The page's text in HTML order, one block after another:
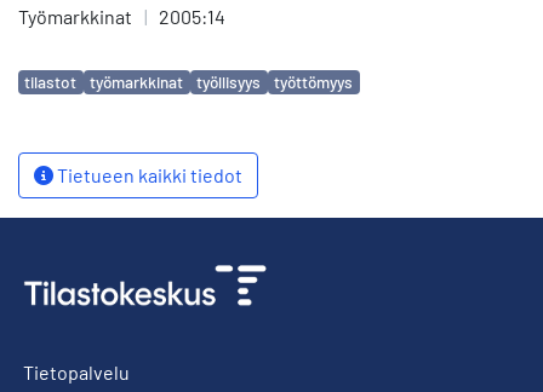
Työmarkkinat | 2005:14
Avainsanat
tilastot työmarkkinat työllisyys työttömyys
Tietueen kaikki tiedot
Tietopalvelu